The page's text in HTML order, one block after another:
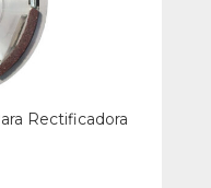
Rectificadora